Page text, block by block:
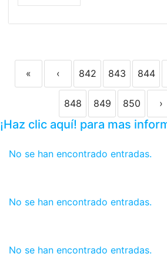
« ‹ 842 843 844
848 849 850 ›
¡Haz clic aquí! para mas
No se han encontrado entradas.
No se han encontrado entradas.
No se han encontrado entradas.